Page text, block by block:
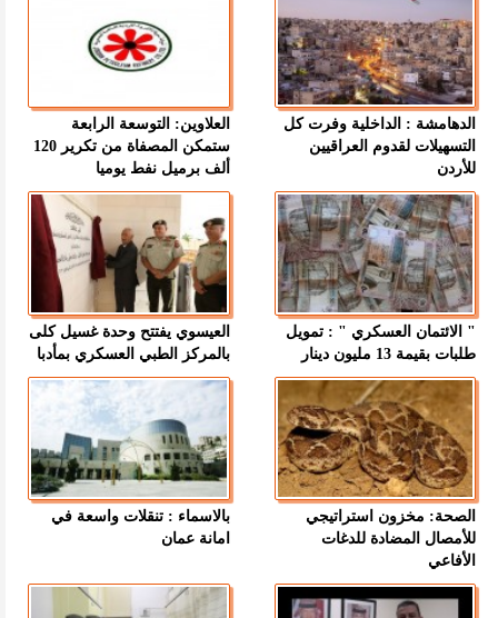
الدهامشة : الداخلية وفرت كل
التسهيلات لقدوم العراقيين
للأردن
العلاوين: التوسعة الرابعة
ستمكن المصفاة من تكرير 120
ألف برميل نفط يوميا
" الائتمان العسكري " : تمويل
طلبات بقيمة 13 مليون دينار
العيسوي يفتتح وحدة غسيل كلى
بالمركز الطبي العسكري بمأدبا
الصحة: مخزون استراتيجي
للأمصال المضادة للدغات
الأفاعي
بالاسماء : تنقلات واسعة في
امانة عمان